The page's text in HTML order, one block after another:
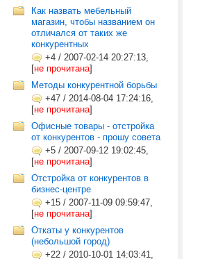
Как назвать мебельный
магазин, чтобы названием он
отличался от таких же
конкурентных
+4 / 2007-02-14 20:27:13,
[не прочитана]
Методы конкурентной борьбы
+47 / 2014-08-04 17:24:16,
[не прочитана]
Офисные товары - отстройка
от конкурентов - прошу совета
+5 / 2007-09-12 19:02:45,
[не прочитана]
Отстройка от конкурентов в
бизнес-центре
+15 / 2007-11-09 09:59:47,
[не прочитана]
Откаты у конкурентов
(небольшой город)
+22 / 2010-10-01 14:03:41,